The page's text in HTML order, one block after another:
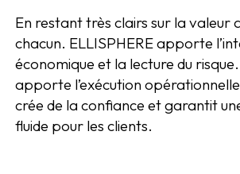
En restant très clairs sur la valeur
chacun. ELLISPHERE apporte
économique et la lecture du
apporte l’exécution
crée de la confiance et garantit
fluide pour les clients.